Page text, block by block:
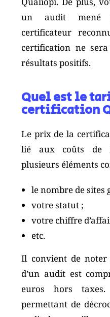
un audit mené
certificateur
certification ne
résultats positifs.
Quel est le
certification
Le prix de la
lié aux coûts de
plusieurs éléments
le nombre de sites
votre statut ;
votre chiffre
etc.
Il convient de
d’un audit est
euros hors
permettant de